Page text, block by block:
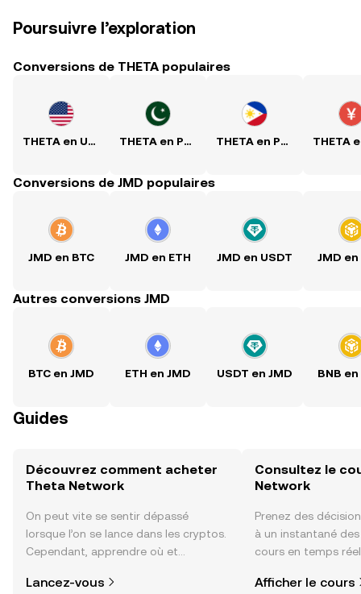
Poursuivre l’exploration
Conversions de THETA populaires
THETA en USD THETA en PKR THETA en PHP
Conversions de JMD populaires
JMD en BTC JMD en ETH JMD en USDT JMD en
Autres conversions JMD
BTC en JMD ETH en JMD USDT en JMD BNB en
Guides
Découvrez comment acheter
Theta Network
On peut vite se sentir dépassé
lorsque l’on se lance dans les cryptos.
Cependant, apprendre où et
plus simple que vous ne l’imaginez.
Lancez-vous
Consultez le
Network
Prenez des
à un instantané
cours en temps
communauté, des
Afficher le cours